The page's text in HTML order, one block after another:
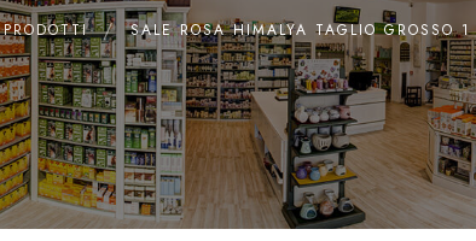
PRODOTTI SALE ROSA HIMALYA TAGLIO GROSSO 1